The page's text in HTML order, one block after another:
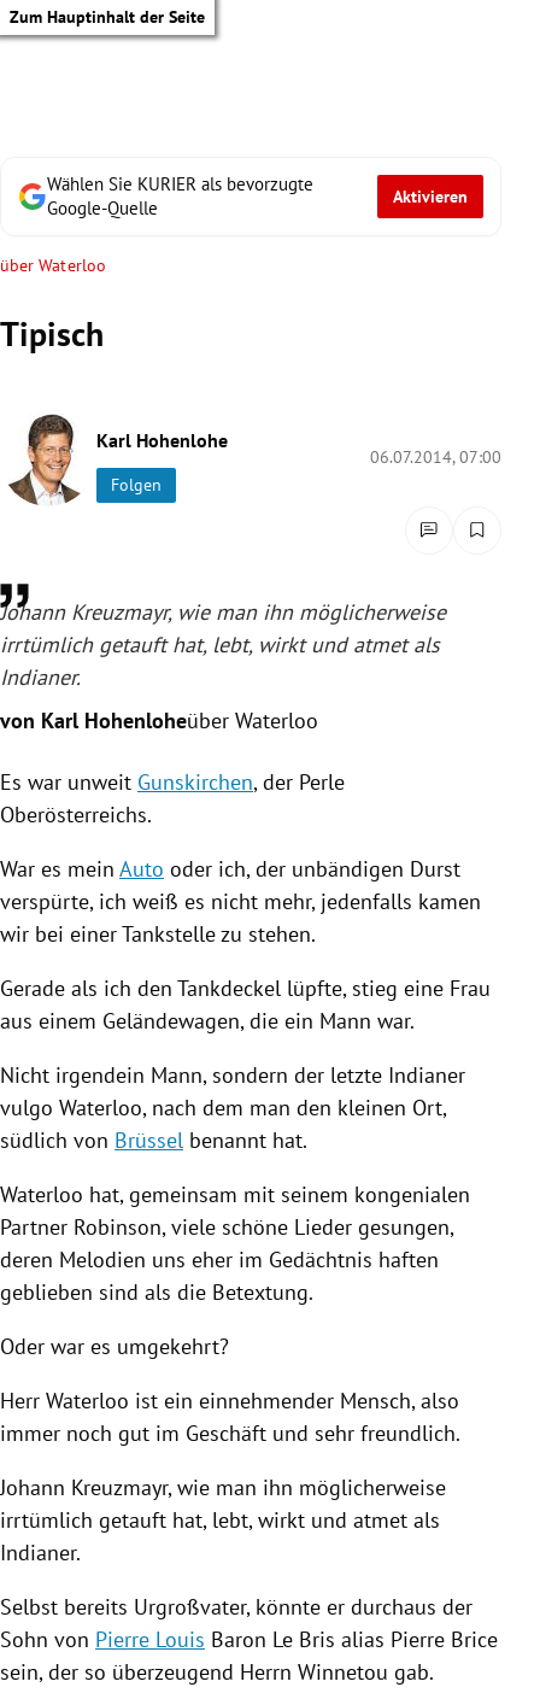
Zum Hauptinhalt der Seite
Untermenü
Untermenü
Untermenü
Untermenü
Untermenü
Untermenü
Wählen Sie KURIER als bevorzugte
Google-Quelle
Aktivieren
über Waterloo
Tipisch
Karl Hohenlohe
Folgen
06.07.2014, 07:00
Johann Kreuzmayr, wie man ihn möglicherweise
irrtümlich getauft hat, lebt, wirkt und atmet als
Indianer.
von Karl Hohenloheüber Waterloo
Es war unweit Gunskirchen, der Perle
Oberösterreichs.
War es mein Auto oder ich, der unbändigen Durst
verspürte, ich weiß es nicht mehr, jedenfalls kamen
wir bei einerTankstellezu stehen.
Gerade als ich den Tankdeckel lüpfte, stieg eine Frau
aus einem Geländewagen, die ein Mann war.
Nicht irgendein Mann, sondern der letzte Indianer
vulgo Waterloo, nach dem man den kleinen Ort,
südlich von Brüssel benannt hat.
Waterloo hat, gemeinsam mit seinem kongenialen
Partner Robinson, viele schöne Lieder gesungen,
deren Melodien uns eher im Gedächtnis haften
geblieben sind als die Betextung.
Oder war es umgekehrt?
Herr Waterloo ist ein einnehmender Mensch, also
immer noch gut im Geschäft und sehr freundlich.
Johann Kreuzmayr, wie man ihn möglicherweise
irrtümlich getauft hat, lebt, wirkt und atmet als
Indianer.
Selbst bereits Urgroßvater, könnte er durchaus der
Sohn von Pierre Louis Baron Le Bris alias Pierre Brice
sein, der so überzeugend Herrn Winnetou gab.